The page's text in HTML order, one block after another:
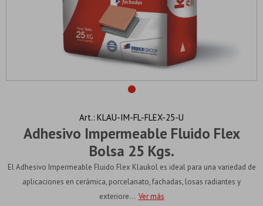
Adhesivo Impermeable Fluido Flex
Bolsa 25 Kgs.
KLAU-IM-FL-FLEX-25-U
El Adhesivo Impermeable Fluido Flex Klaukol es ideal para una variedad de
aplicaciones en cerámica, porcelanato, fachadas, losas radiantes y
exteriore... Ver más